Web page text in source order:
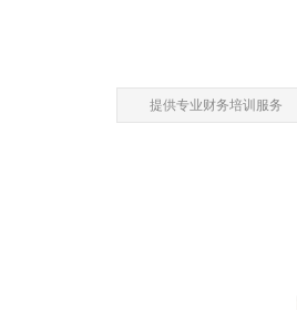
提供专业财务培训服务